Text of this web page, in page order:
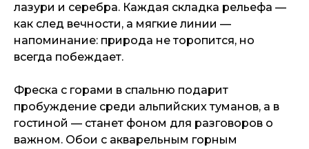
лазури и серебра. Каждая складка рельефа —
как след вечности, а мягкие линии —
напоминание: природа не торопится, но
всегда побеждает.
Фреска с горами в спальню подарит
пробуждение среди альпийских туманов, а в
гостиной — станет фоном для разговоров о
важном. Обои с акварельным горным